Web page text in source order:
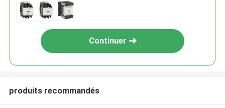
Continuer
produits recommandés